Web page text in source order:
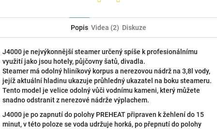
Popis Videa (2) Diskuze
J4000 je nejvýkonnější steamer určený spíše k profesionálnímu
využití jako jsou hotely, půjčovny šatů, divadla.
Steamer má odolný hliníkový korpus a nerezovou nádrž na 3,8l vody,
jejíž aktuální hladinu ukazuje průhledný ukazatel na boku steameru.
Tento model je velice odolný vůči vodnímu kameni, který můžete
snadno odstranit z nerezové nádrže výplachem.
J4000 je po zapnutí do polohy PREHEAT připraven k žehlení do 15
minut, v této poloze se voda udržuje horká, po přepnutí do polohy